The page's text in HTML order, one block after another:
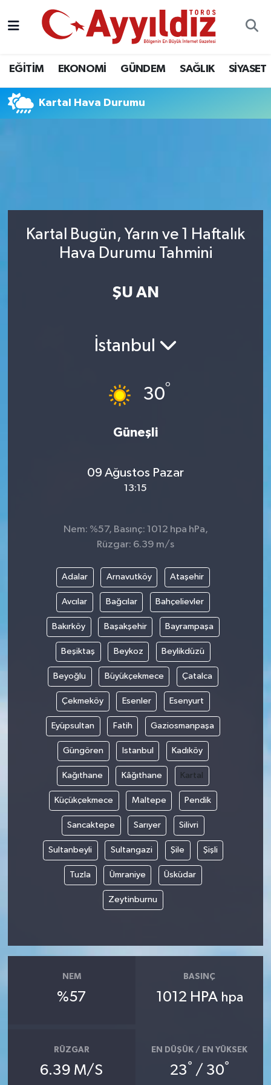
EĞİTİM EKONOMİ GÜNDEM SAĞLIK SİYASET
Kartal Hava Durumu
Kartal Bugün, Yarın ve 1 Haftalık
Hava Durumu Tahmini
ŞU AN
İstanbul
30°
Güneşli
09 Ağustos Pazar
13:15
Nem: %57, Basınç: 1012 hpa hPa,
Rüzgar: 6.39 m/s
Adalar Arnavutköy Ataşehir
Avcılar Bağcılar Bahçelievler
Bakırköy Başakşehir Bayrampaşa
Beşiktaş Beykoz Beylikdüzü
Beyoğlu Büyükçekmece Çatalca
Çekmeköy Esenler Esenyurt
Eyüpsultan Fatih Gaziosmanpaşa
Güngören Istanbul Kadıköy
Kağıthane Kâğıthane Kartal
Küçükçekmece Maltepe Pendik
Sancaktepe Sarıyer Silivri
Sultanbeyli Sultangazi Şile Şişli
Tuzla Ümraniye Üsküdar
Zeytinburnu
NEM
%57
BASINÇ
1012 HPA hpa
RÜZGAR
6.39 M/S
EN DÜŞÜK / EN YÜKSEK
23° / 30°